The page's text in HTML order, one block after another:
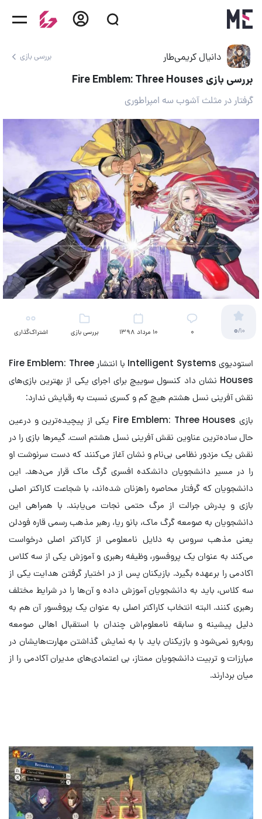
دانیال کریمی‌طار بررسی بازی
بررسی بازی Fire Emblem: Three Houses
گرفتار در مثلث آشوب سه امپراطوری
0/10 ۰ 10 مرداد 1398 بررسی بازی اشتراک‌گذاری
استودیوی Intelligent Systems با انتشار Fire Emblem: Three
Houses نشان داد کنسول سوییچ برای اجرای یکی از بهترین بازی‌های
نقش آفرینی نسل هشتم هیچ کم و کسری نسبت به رقبایش ندارد:
بازی Fire Emblem: Three Houses یکی از پیچیده‌ترین و درعین
حال ساده‌ترین عناوین نقش آفرینی نسل هشتم است. گیمرها بازی را در
نقش یک مزدور نظامی بی‌نام و نشان آغاز می‌کنند که دست سرنوشت او
را در مسیر دانشجویان دانشکده افسری گرگ ماک قرار می‌دهد. این
دانشجویان که گرفتار محاصره راهزنان شده‌اند، با شجاعت کاراکتر اصلی
بازی و پدرش جرالت از مرگ حتمی نجات می‌یابند. با همراهی این
دانشجویان به صومعه گرگ ماک، بانو ریا، رهبر مذهب رسمی قاره فودلن
یعنی مذهب سروس به دلایل نامعلومی از کاراکتر اصلی درخواست
می‌کند به عنوان یک پروفسور، وظیفه رهبری و آموزش یکی از سه کلاس
اکادمی را برعهده بگیرد. بازیکنان پس از در اختیار گرفتن هدایت یکی از
سه کلاس، باید به دانشجویان آموزش داده و آن‌ها را در شرایط مختلف
رهبری کنند. البته انتخاب کاراکتر اصلی به عنوان یک پروفسور آن هم به
دلیل پیشینه و سابقه نامعلوم‌اش چندان با استقبال اهالی صومعه
روبه‌رو نمی‌شود و بازیکنان باید با به نمایش گذاشتن مهارت‌هایشان در
مبارزات و تربیت دانشجویان ممتاز، بی اعتمادی‌های مدیران آکادمی را از
میان بردارند.